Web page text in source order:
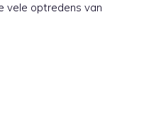
vele optredens van